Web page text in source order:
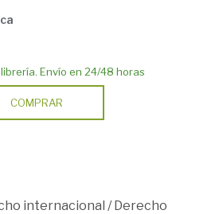
Envío en 24/48 horas
COMPRAR
internacional /Derecho